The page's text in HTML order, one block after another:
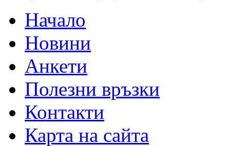
Начало
Новини
Анкети
Полезни връзки
Контакти
Карта на сайта